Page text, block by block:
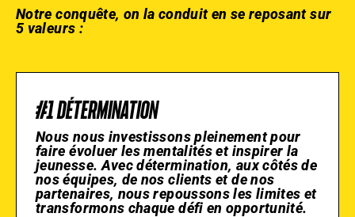
Notre conquête, on la conduit en se reposant sur
5 valeurs :
#1 DÉTERMINATION
Nous nous investissons pleinement pour
faire évoluer les mentalités et inspirer la
jeunesse. Avec détermination, aux côtés de
nos équipes, de nos clients et de nos
partenaires, nous repoussons les limites et
transformons chaque défi en opportunité.